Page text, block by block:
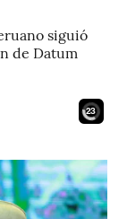
siguió
de Datum
21